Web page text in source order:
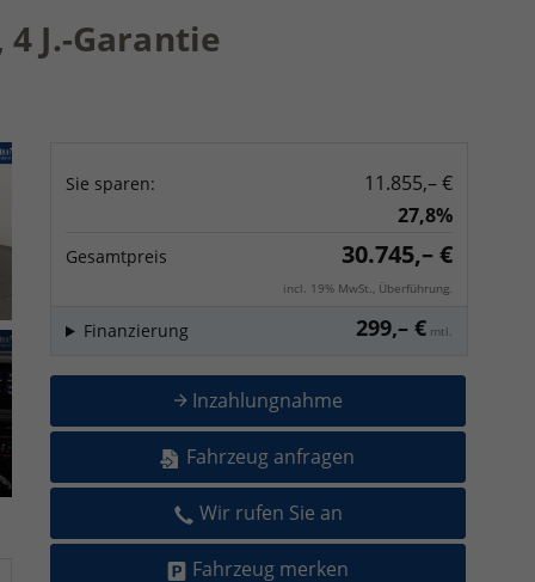
4 J.-Garantie
Sie sparen:
11.855,– €
27,8%
Gesamtpreis 30.745,– €
incl. 19% MwSt., Überführung.
299,– € mtl.
Finanzierung
Inzahlungnahme
Fahrzeug anfragen
Wir rufen Sie an
Fahrzeug merken